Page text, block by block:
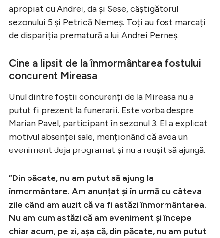
apropiat cu Andrei, da și Sese, câștigătorul
sezonului 5 și Petrică Nemeș. Toți au fost marcați
de dispariția prematură a lui Andrei Perneș.
Cine a lipsit de la înmormântarea fostului
concurent Mireasa
Unul dintre foștii concurenți de la Mireasa nu a
putut fi prezent la funerarii. Este vorba despre
Marian Pavel, participant în sezonul 3. El a explicat
motivul absenței sale, menționând că avea un
eveniment deja programat și nu a reușit să ajungă.
”Din păcate, nu am putut să ajung la
înmormântare. Am anunțat și în urmă cu câteva
zile când am auzit că va fi astăzi înmormântarea.
Nu am cum astăzi că am eveniment și începe
chiar acum, pe zi, așa că, din păcate, nu am putut